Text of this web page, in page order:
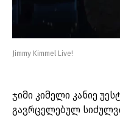
Jimmy Kimmel Live!
ჯიმი კიმელი კანიე
გავრცელებულ